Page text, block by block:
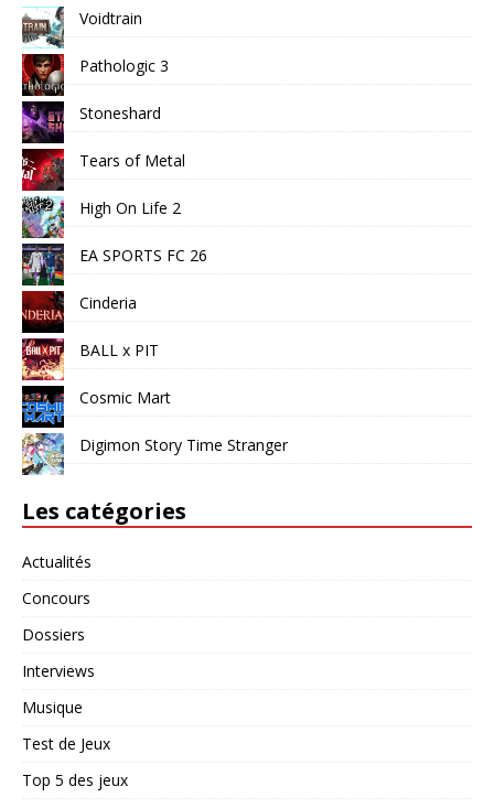
Voidtrain
Pathologic 3
Stoneshard
Tears of Metal
High On Life 2
EA SPORTS FC 26
Cinderia
BALL x PIT
Cosmic Mart
Digimon Story Time Stranger
Les catégories
Actualités
Concours
Dossiers
Interviews
Musique
Test de Jeux
Top 5 des jeux